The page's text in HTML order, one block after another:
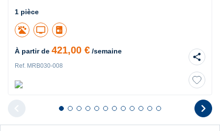
Diapositive
1 pièce
tv
À partir de 421,00 € /semaine
Ref. MRB030-008
share
chevron_right
Diapositive 1 sur 12
Diapositive 2 sur 12
Diapositive 3 sur 12
Diapositive 4 sur 12
Diapositive 5 sur 12
Diapositive 6 sur 12
Diapositive 7 sur 12
Diapositive 8 sur 12
Diapositive 9 sur 12
Diapositive 10 sur 12
Diapositive 11 sur 12
Diapositive 12 sur